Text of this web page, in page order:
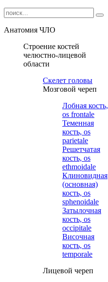
Анатомия ЧЛО
Строение костей
челюстно-лицевой
области
Cкелет головы
Мозговой череп
Лобная кость,
os frontale
Теменная
кость, os
parietale
Решетчатая
кость, os
ethmoidale
Клиновидная
(основная)
кость, os
sphenoidale
Затылочная
кость, os
occipitale
Височная
кость, os
temporale
Лицевой череп